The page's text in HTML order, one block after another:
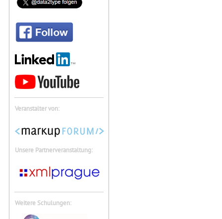
Veranstalter von:
Unsere Partnerveranstaltung:
Weitere Schulungen: